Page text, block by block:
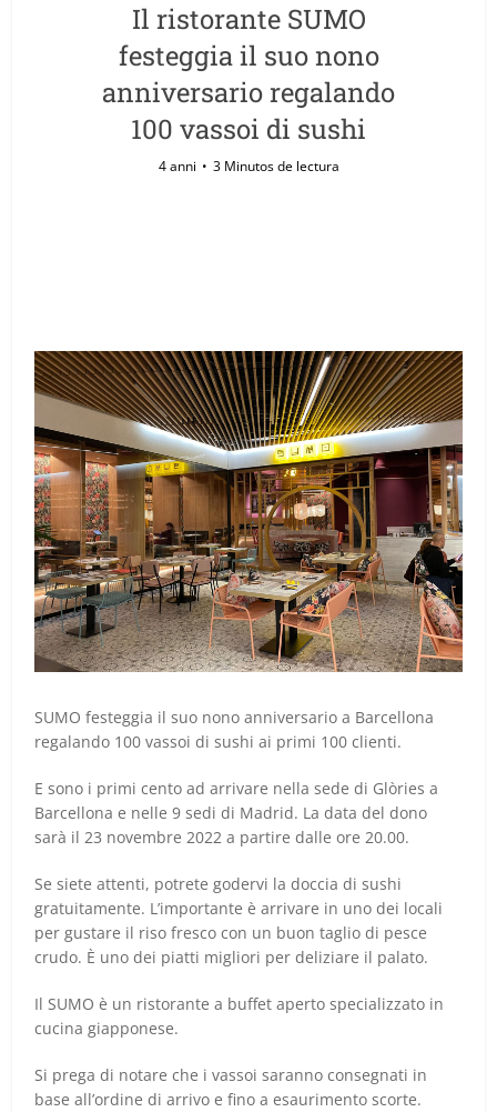
Il ristorante SUMO
festeggia il suo nono
anniversario regalando
100 vassoi di sushi
4 anni 3 Minutos de lectura
SUMO festeggia il suo nono anniversario a Barcellona
regalando 100 vassoi di sushi ai primi 100 clienti.
E sono i primi cento ad arrivare nella sede di Glòries a
Barcellona e nelle 9 sedi di Madrid. La data del dono
sarà il 23 novembre 2022 a partire dalle ore 20.00.
Se siete attenti, potrete godervi la doccia di sushi
gratuitamente. L’importante è arrivare in uno dei locali
per gustare il riso fresco con un buon taglio di pesce
crudo. È uno dei piatti migliori per deliziare il palato.
Il SUMO è un ristorante a buffet aperto specializzato in
cucina giapponese.
Si prega di notare che i vassoi saranno consegnati in
base all’ordine di arrivo e fino a esaurimento scorte.